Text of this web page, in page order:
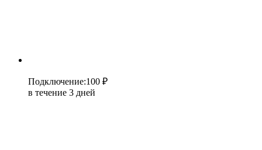
Подключение:100 ₽
в течение 3 дней